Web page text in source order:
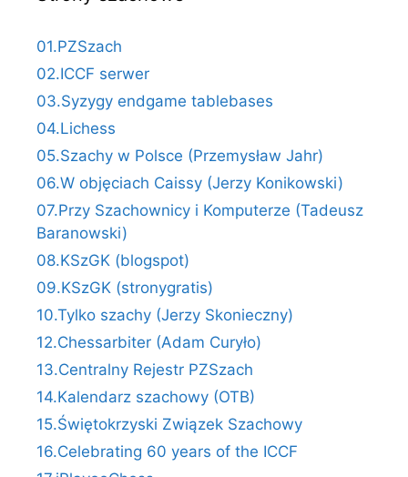
01.PZSzach
02.ICCF serwer
03.Syzygy endgame tablebases
04.Lichess
05.Szachy w Polsce (Przemysław Jahr)
06.W objęciach Caissy (Jerzy Konikowski)
07.Przy Szachownicy i Komputerze (Tadeusz
Baranowski)
08.KSzGK (blogspot)
09.KSzGK (stronygratis)
10.Tylko szachy (Jerzy Skonieczny)
12.Chessarbiter (Adam Curyło)
13.Centralny Rejestr PZSzach
14.Kalendarz szachowy (OTB)
15.Świętokrzyski Związek Szachowy
16.Celebrating 60 years of the ICCF